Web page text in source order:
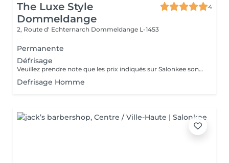
The Luxe Style
Dommeldange
4
2, Route d' Echternarch Dommeldange L-1453
Permanente
Défrisage
Veuillez prendre note que les prix indiqués sur Salonkee sont communiqués à titre informatif et s'entendent de base. Ces derniers sont susceptibles de varier selon le diagnostic réalisé à votre arrivée au salon et l'expertise du professionnel à qui vous confiez votre beauté. Dans tous les cas, un devis précis vous sera proposé et toutes réalisations de prestations seront effectuées avec votre accord. Un grand merci d'avance pour votre compréhension. Au plaisir de vous recevoir très vite.
Defrisage Homme